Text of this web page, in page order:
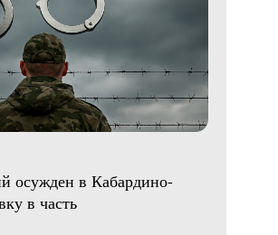
осужден в Кабардино-
в часть